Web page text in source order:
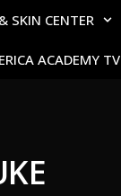
SKIN CENTER
ACADEMY TV